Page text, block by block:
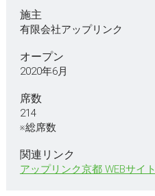
施主
有限会社アップリンク
オープン
2020年6月
席数
214
※総席数
関連リンク
アップリンク京都 WEBサイト